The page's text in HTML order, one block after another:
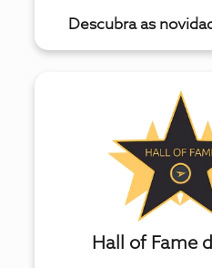
Descubra as
Hall of Fame